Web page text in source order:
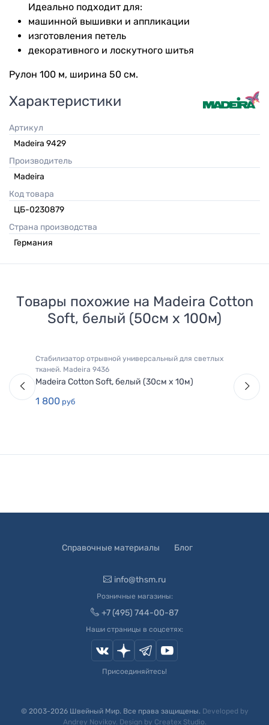
Идеально подходит для:
машинной вышивки и аппликации
изготовления петель
декоративного и лоскутного шитья
Рулон 100 м, ширина 50 см.
Характеристики
Артикул
Madeira 9429
Производитель
Madeira
Код товара
ЦБ-0230879
Страна производства
Германия
Товары похожие на Madeira Cotton
Soft, белый (50см х 100м)
Стабилизатор отрывной универсальный для светлых
тканей. Madeira 9436
Madeira Cotton Soft, белый (30см х 10м)
1 800 руб
Справочные материалы Блог
info@thsm.ru
Розничные магазины:
+7 (495) 744-00-87
Наши страницы в соцсетях:
Присоединяйтесь!
© 2003-2026Швейный Мир. Все права защищены. Developed by
Andrey Novikov. Design by Createx Studio.